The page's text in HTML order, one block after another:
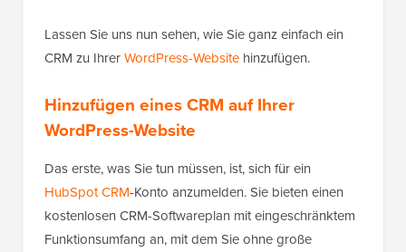
Lassen Sie uns nun sehen, wie Sie ganz einfach ein
CRM zu IhrerWordPress-Website hinzufügen.
Hinzufügen eines CRM auf Ihrer
WordPress-Website
Das erste, was Sie tun müssen, ist, sich für ein
HubSpot CRM-Konto anzumelden. Sie bieten einen
kostenlosen CRM-Softwareplan mit eingeschränktem
Funktionsumfang an, mit dem Sie ohne große